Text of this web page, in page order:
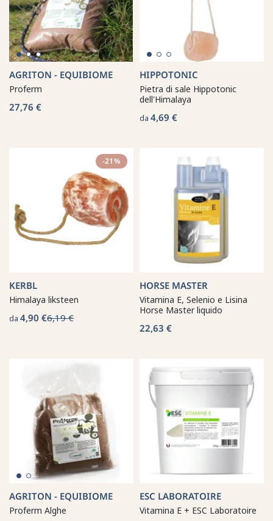
AGRITON - EQUIBIOME
Proferm
27,76 €
HIPPOTONIC
Pietra di sale Hippotonic
dell'Himalaya
da 4,69 €
-21%
KERBL
Himalaya liksteen
da 4,90 €6,19 €
HORSE MASTER
Vitamina E, Selenio e Lisina
Horse Master liquido
22,63 €
AGRITON - EQUIBIOME
Proferm Alghe
ESC LABORATOIRE
Vitamina E + ESC Laboratoire